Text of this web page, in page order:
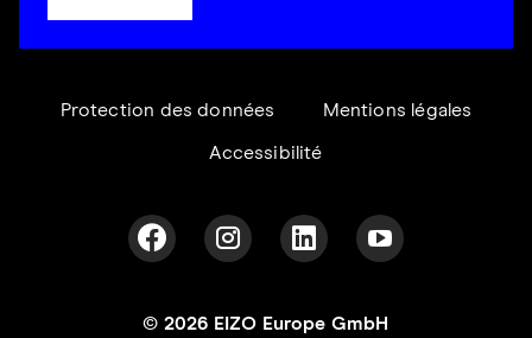
Protection des données Mentions légales
Accessibilité
© 2026 EIZO Europe GmbH